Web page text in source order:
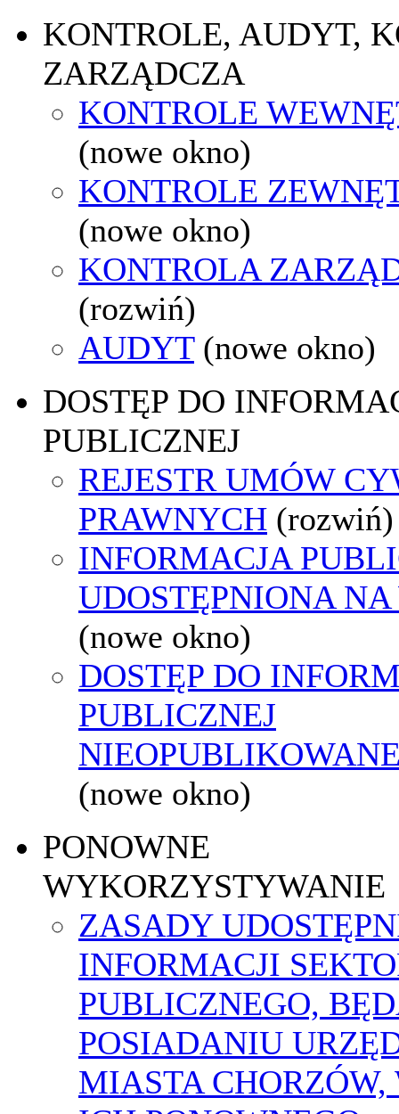
KONTROLE, AUDYT,
ZARZĄDCZA
KONTROLE
(nowe okno)
KONTROLE
(nowe okno)
KONTROLA
(rozwiń)
AUDYT (nowe okno)
DOSTĘP DO
PUBLICZNEJ
REJESTR UMÓW
PRAWNYCH (rozwiń)
INFORMACJA
UDOSTĘPNIONA
(nowe okno)
DOSTĘP DO
PUBLICZNEJ
(nowe okno)
PONOWNE
WYKORZYSTYWANIE
ZASADY
INFORMACJI
PUBLICZNEGO,
POSIADANIU
MIASTA CHORZÓW,